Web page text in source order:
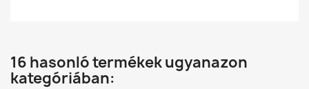
16 hasonló termékek ugyanazon
kategóriában: